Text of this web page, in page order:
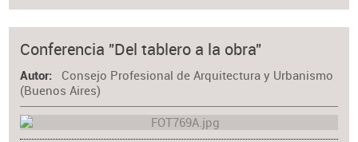
Conferencia "Del tablero a la obra"
Autor
Consejo Profesional de Arquitectura y Urbanismo
(Buenos Aires)